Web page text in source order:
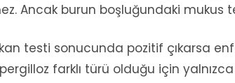
Ancak burun boşluğundaki mukus
kan testi sonucunda pozitif çıkarsa
farklı türü olduğu için